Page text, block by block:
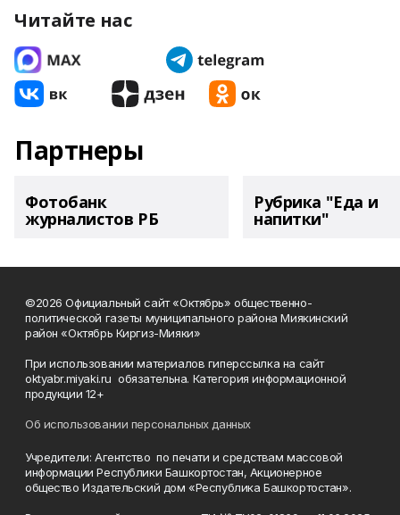
Читайте нас
Партнеры
Фотобанк
журналистов РБ
Рубрика "Еда и
напитки"
©2026 Официальный сайт «Октябрь» общественно-
политической газеты муниципального района Миякинский
район «Октябрь Киргиз-Мияки»
При использовании материалов гиперссылка на сайт
oktyabr.miyaki.ru обязательна. Категория информационной
продукции 12+
Об использовании персональных данных
Учредители: Агентство по печати и средствам массовой
информации Республики Башкортостан, Акционерное
общество Издательский дом «Республика Башкортостан».